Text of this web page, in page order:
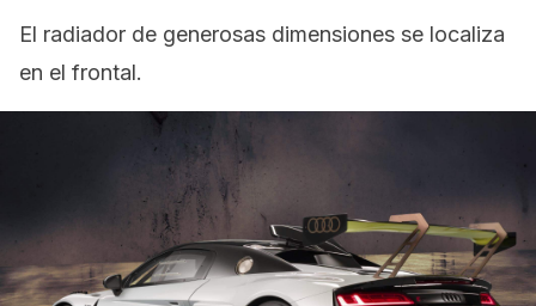
El radiador de generosas dimensiones se localiza
en el frontal.